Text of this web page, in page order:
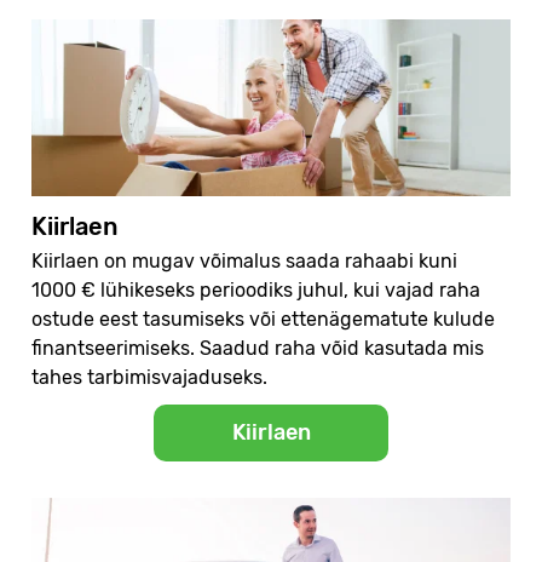
Kiirlaen
Kiirlaen on mugav võimalus saada rahaabi kuni
1000 € lühikeseks perioodiks juhul, kui vajad raha
ostude eest tasumiseks või ettenägematute kulude
finantseerimiseks. Saadud raha võid kasutada mis
tahes tarbimisvajaduseks.
Kiirlaen